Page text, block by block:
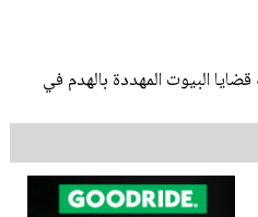
البيوت المهددة بالهدم في